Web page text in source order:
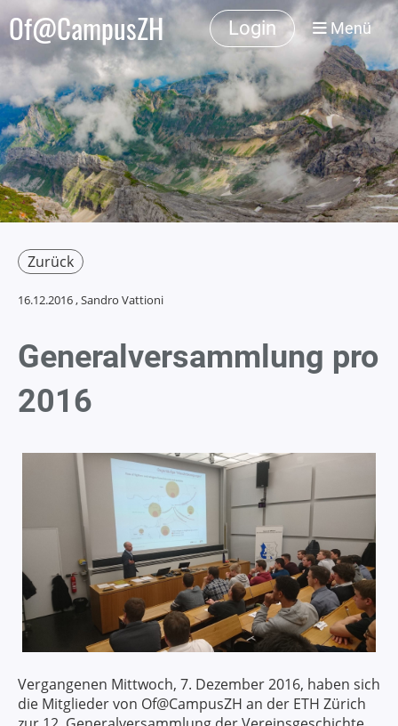
Of@CampusZH Login Menü
Zurück
16.12.2016, Sandro Vattioni
Generalversammlung pro
2016
Vergangenen Mittwoch, 7. Dezember 2016, haben sich
die Mitglieder von Of@CampusZH an der ETH Zürich